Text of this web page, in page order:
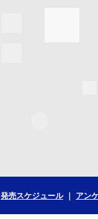
発売スケジュール アン